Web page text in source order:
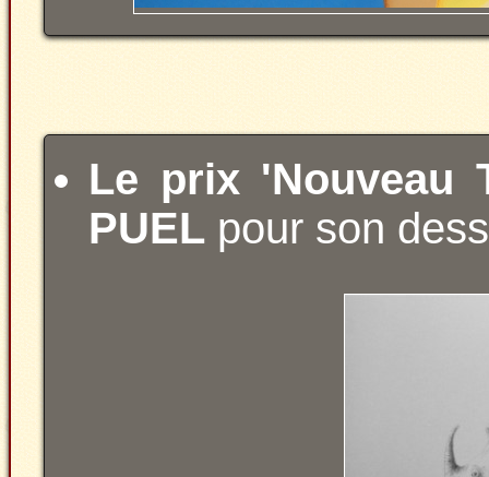
Le prix 'Nouveau
PUEL pour son